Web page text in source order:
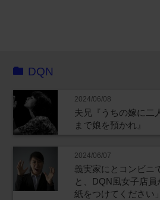
DQN
2024/06/08
夫兄『うちの嫁に二
まで娘を預かれ』
2024/06/07
義実家にとコンビニ
と、DQN風女子店
紙をつけてください